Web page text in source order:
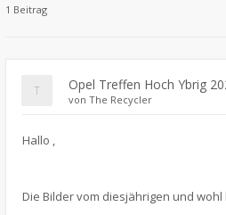
1 Beitrag
Opel Treffen Hoch Ybrig
von The Recycler
​Hallo ,
Die Bilder vom diesjährigen und wohl